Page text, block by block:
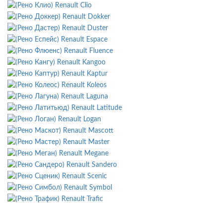
Renault Clio
Renault Dokker
Renault Duster
Renault Espace
Renault Fluence
Renault Kangoo
Renault Kaptur
Renault Koleos
Renault Laguna
Renault Latitude
Renault Logan
Renault Mascott
Renault Master
Renault Megane
Renault Sandero
Renault Scenic
Renault Symbol
Renault Trafic